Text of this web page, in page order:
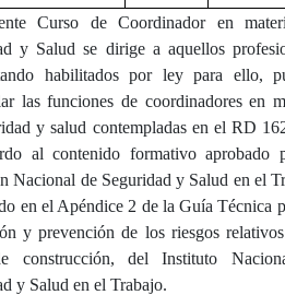
Curso de Coordinador en
y Salud se dirige a aquellos
habilitados por ley para ello,
las funciones de coordinadores en
y salud contempladas en el RD
al contenido formativo aprobado
Nacional de Seguridad y Salud en el
en el Apéndice 2 de la Guía Técnica
y prevención de los riesgos
construcción, del Instituto
y Salud en el Trabajo.